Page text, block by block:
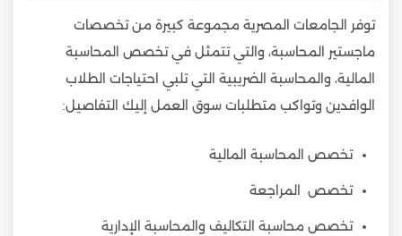
توفر الجامعات المصرية مجموعة كبيرة من تخصصات
ماجستير المحاسبة، والتي تتمثل في تخصص المحاسبة
المالية، والمحاسبة الضريبية التي تلبي احتياجات الطلاب
الوافدين وتواكب متطلبات سوق العمل إليك التفاصيل:
تخصص المحاسبة المالية
تخصص المراجعة
تخصص محاسبة التكاليف والمحاسبة الإدارية